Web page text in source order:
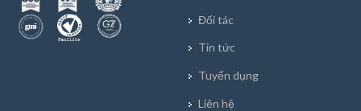
Đối tác
Tin tức
Tuyển dụng
Liên hệ